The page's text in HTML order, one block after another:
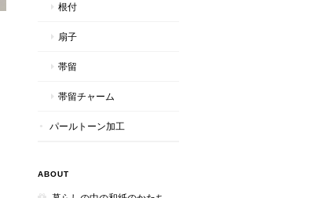
根付
扇子
帯留
帯留チャーム
パールトーン加工
ABOUT